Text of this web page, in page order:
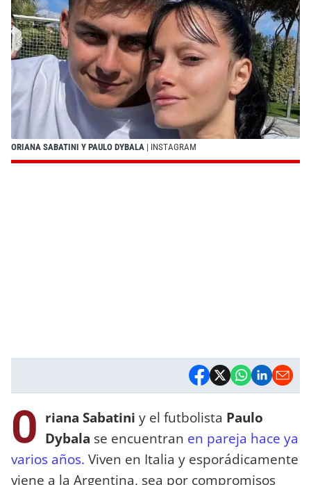
ORIANA SABATINI Y PAULO DYBALA | INSTAGRAM
O riana Sabatini y el futbolista Paulo
Dybala se encuentran en pareja hace ya
varios años. Viven en Italia y esporádicamente
viene a la Argentina, sea por compromisos